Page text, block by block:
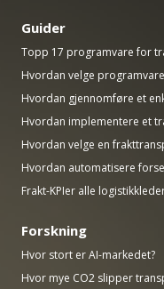
Guider
Topp 17 programvare for
Hvordan velge
Hvordan gjennomføre et
Hvordan implementere et
Hvordan velge en
Hvordan automatisere
Frakt-KPIer alle
Forskning
Hvor stort er AI-markedet?
Hvor mye CO2 slipper